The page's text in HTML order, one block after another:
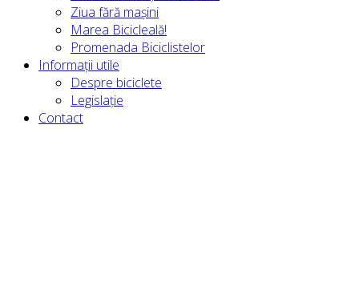
Ziua fără mașini
Marea Bicicleală!
Promenada Biciclistelor
Informații utile
Despre biciclete
Legislație
Contact